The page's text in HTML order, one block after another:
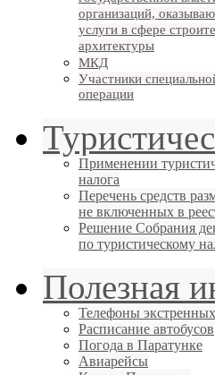
организаций,
услуги в сфере
архитектуры
МКД
Участники
операции
Применении
налога
Перечень средств
не включенных в
Решение Собрания
по туристическому
Полезная
Телефоны
Расписание автобусов
Погода в Паратунке
Авиарейсы